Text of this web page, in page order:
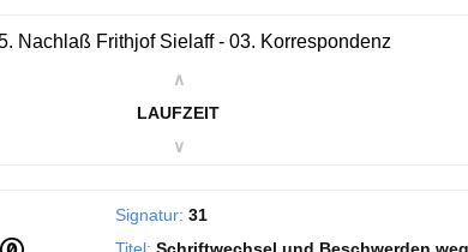
Nachlaß Frithjof Sielaff - 03. Korrespondenz
∧
LAUFZEIT
∨
Signatur: 31